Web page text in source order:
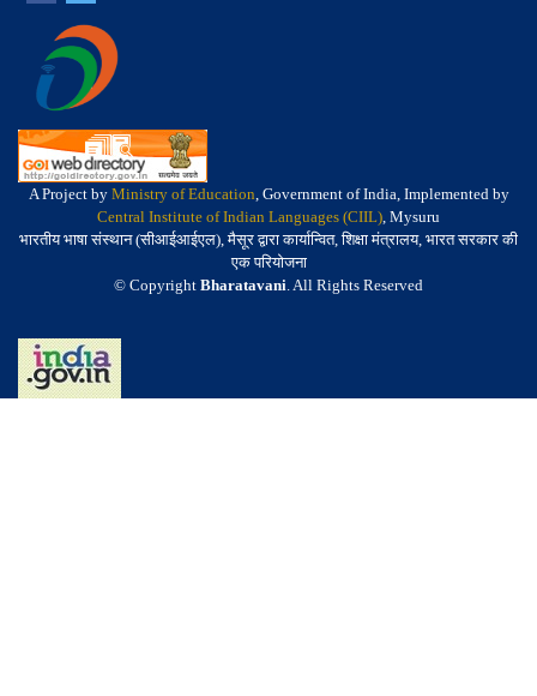
A Project by Ministry of Education, Government of India, Implemented by
Central Institute of Indian Languages (CIIL), Mysuru
भारतीय भाषा संस्थान (सीआईआईएल), मैसूर द्वारा कार्यान्वित, शिक्षा मंत्रालय, भारत सरकार की
एक परियोजना
© Copyright Bharatavani. All Rights Reserved